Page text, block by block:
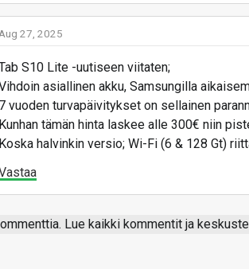
Galaxy Tab S10 Lite:
Wi-Fi (8 & 256 Gt) – 479 €
Wi-Fi (6 & 128 Gt) – 399 €
Lähde: Samsung (1,2 )
vaihtolaitteesta = 79,30 € (- vaihtolaitteen arvo)
Vastaa
Aug 27, 2025
S10 Lite -uutiseen viitaten;
asiallinen akku, Samsungilla
7 vuoden turvapäivitykset on sellainen
Kunhan tämän hinta laskee alle 300€ niin
Koska halvinkin versio; Wi-Fi (6 & 128 Gt)
Lue kaikki kommentit ja